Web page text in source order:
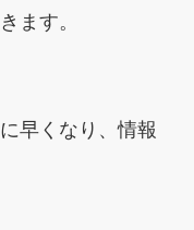
ます。
早くなり、情報